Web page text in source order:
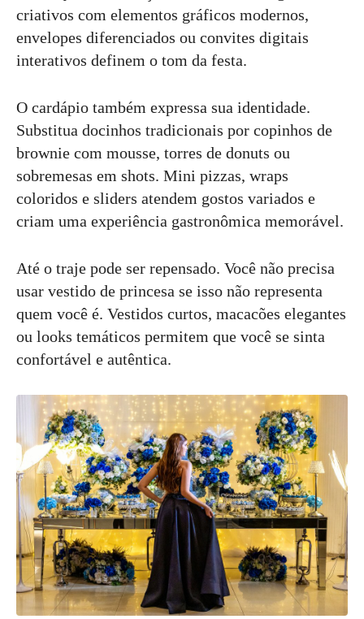
criativos com elementos gráficos modernos,
envelopes diferenciados ou convites digitais
interativos definem o tom da festa.
O cardápio também expressa sua identidade.
Substitua docinhos tradicionais por copinhos de
brownie com mousse, torres de donuts ou
sobremesas em shots. Mini pizzas, wraps
coloridos e sliders atendem gostos variados e
criam uma experiência gastronômica memorável.
Até o traje pode ser repensado. Você não precisa
usar vestido de princesa se isso não representa
quem você é. Vestidos curtos, macacões elegantes
ou looks temáticos permitem que você se sinta
confortável e autêntica.